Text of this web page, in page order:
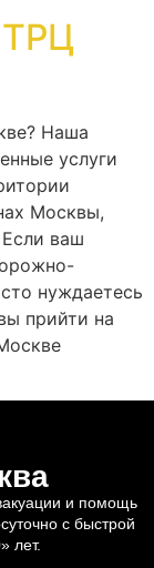
ТРЦ
Наша
услуги
Москвы,
ваш
нуждаетесь
прийти на
и помощь
с быстрой
лет.